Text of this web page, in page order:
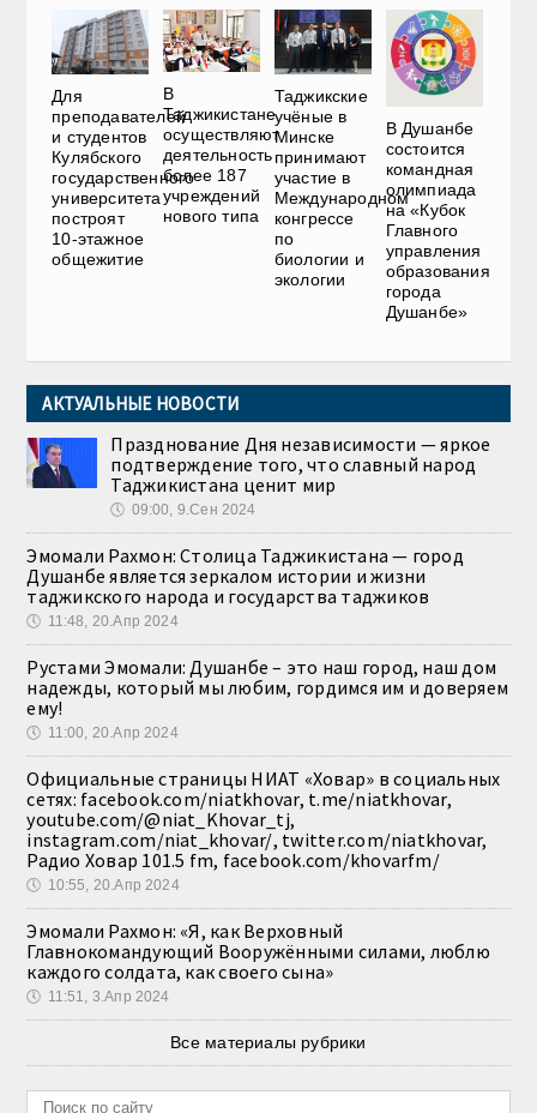
Для
преподавателей
и студентов
Кулябского
государственного
университета
построят
10-этажное
общежитие
В
Таджикистане
осуществляют
деятельность
более 187
учреждений
нового типа
Таджикские
учёные в
Минске
принимают
участие в
Международном
конгрессе
по
биологии и
экологии
В Душанбе
состоится
командная
олимпиада
на «Кубок
Главного
управления
образования
города
Душанбе»
АКТУАЛЬНЫЕ НОВОСТИ
Празднование Дня независимости — яркое
подтверждение того, что славный народ
Таджикистана ценит мир
🕔 09:00, 9.Сен 2024
Эмомали Рахмон: Столица Таджикистана — город
Душанбе является зеркалом истории и жизни
таджикского народа и государства таджиков
🕔 11:48, 20.Апр 2024
Рустами Эмомали: Душанбе – это наш город, наш дом
надежды, который мы любим, гордимся им и доверяем
ему!
🕔 11:00, 20.Апр 2024
Официальные страницы НИАТ «Ховар» в социальных
сетях: facebook.com/niatkhovar, t.me/niatkhovar,
youtube.com/@niat_Khovar_tj,
instagram.com/niat_khovar/, twitter.com/niatkhovar,
Радио Ховар 101.5 fm, facebook.com/khovarfm/
🕔 10:55, 20.Апр 2024
Эмомали Рахмон: «Я, как Верховный
Главнокомандующий Вооружёнными силами, люблю
каждого солдата, как своего сына»
🕔 11:51, 3.Апр 2024
Все материалы рубрики